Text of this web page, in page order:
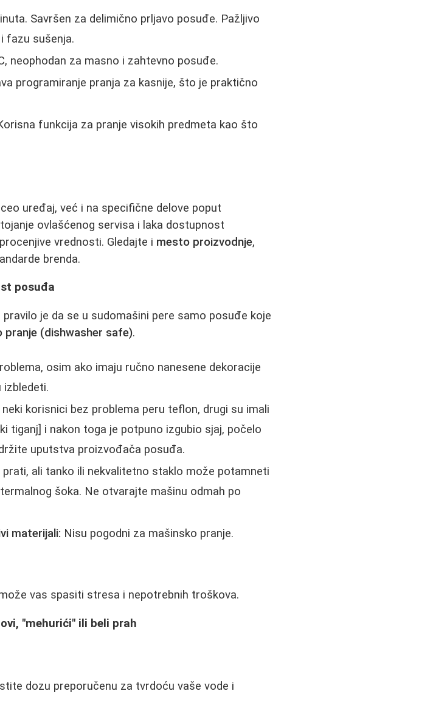
Savršen za delimično prljavo posuđe. Pažljivo
fazu sušenja.
neophodan za masno i zahtevno posuđe.
programiranje pranja za kasnije, što je praktično
funkcija za pranje visokih predmeta kao što
uređaj, već i na specifične delove poput
ovlašćenog servisa i laka dostupnost
vrednosti. Gledajte i mesto proizvodnje,
brenda.
posuđa
je da se u sudomašini pere samo posuđe koje
pranje (dishwasher safe).
osim ako imaju ručno nanesene dekoracije
izbledeti.
korisnici bez problema peru teflon, drugi su imali
tiganj] i nakon toga je potpuno izgubio sjaj, počelo
uputstva proizvođača posuđa.
ali tanko ili nekvalitetno staklo može potamneti
šoka. Ne otvarajte mašinu odmah po
materijali: Nisu pogodni za mašinsko pranje.
vas spasiti stresa i nepotrebnih troškova.
"mehurići" ili beli prah
dozu preporučenu za tvrdoću vaše vode i